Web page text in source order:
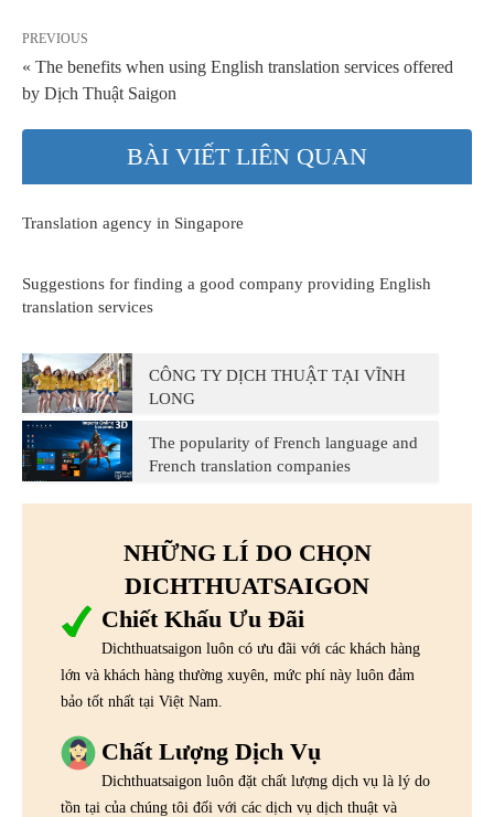
PREVIOUS
« The benefits when using English translation services offered
by Dịch Thuật Saigon
BÀI VIẾT LIÊN QUAN
Translation agency in Singapore
Suggestions for finding a good company providing English
translation services
CÔNG TY DỊCH THUẬT TẠI VĨNH
LONG
The popularity of French language and
French translation companies
NHỮNG LÍ DO CHỌN
DICHTHUATSAIGON
Chiết Khấu Ưu Đãi
Dichthuatsaigon luôn có ưu đãi với các khách hàng
lớn và khách hàng thường xuyên, mức phí này luôn đảm
bảo tốt nhất tại Việt Nam.
Chất Lượng Dịch Vụ
Dichthuatsaigon luôn đặt chất lượng dịch vụ là lý do
tồn tại của chúng tôi đối với các dịch vụ dịch thuật và